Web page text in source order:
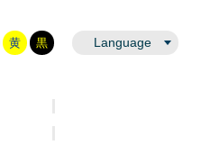
黄 黒 Language